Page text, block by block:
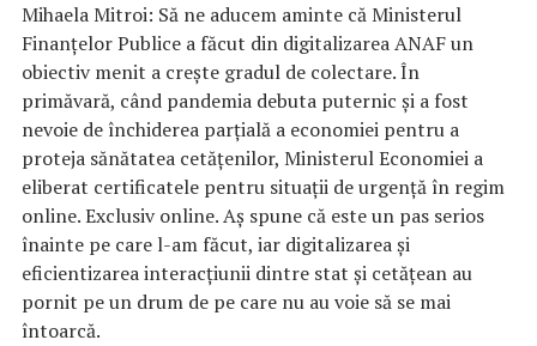
Mihaela Mitroi: Să ne aducem aminte că Ministerul
Finanțelor Publice a făcut din digitalizarea ANAF un
obiectiv menit a crește gradul de colectare. În
primăvară, când pandemia debuta puternic și a fost
nevoie de închiderea parțială a economiei pentru a
proteja sănătatea cetățenilor, Ministerul Economiei a
eliberat certificatele pentru situații de urgență în regim
online. Exclusiv online. Aș spune că este un pas serios
înainte pe care l-am făcut, iar digitalizarea și
eficientizarea interacțiunii dintre stat și cetățean au
pornit pe un drum de pe care nu au voie să se mai
întoarcă.